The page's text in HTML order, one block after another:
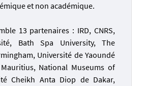
et non académique.
13 partenaires : IRD, CNRS,
Bath Spa University, The
Université de Yaoundé
National Museums of
Cheikh Anta Diop de Dakar,